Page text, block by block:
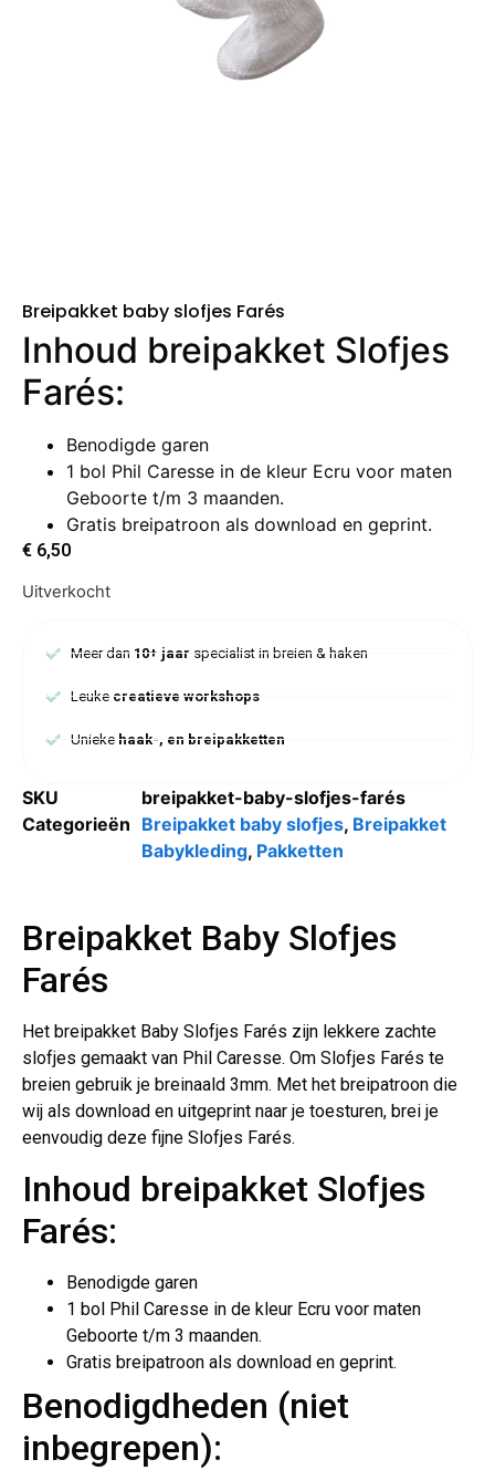
Breipakket baby slofjes Farés
Inhoud breipakket Slofjes
Farés:
Benodigde garen
1 bol Phil Caresse in de kleur Ecru voor maten
Geboorte t/m 3 maanden.
Gratis breipatroon als download en geprint.
€ 6,50
Uitverkocht
Meer dan 10+ jaar specialist in breien & haken
Leuke creatieve workshops
Uniekehaak-, en breipakketten
SKU
breipakket-baby-slofjes-farés
Categorieën Breipakket baby slofjes, Breipakket
Babykleding, Pakketten
Breipakket Baby Slofjes
Farés
Het breipakket Baby Slofjes Farés zijn lekkere zachte
slofjes gemaakt van Phil Caresse. Om Slofjes Farés te
breien gebruik je breinaald 3mm. Met het breipatroon die
wij als download en uitgeprint naar je toesturen, brei je
eenvoudig deze fijne Slofjes Farés.
Inhoud breipakket Slofjes
Farés:
Benodigde garen
1 bol Phil Caresse in de kleur Ecru voor maten
Geboorte t/m 3 maanden.
Gratis breipatroon als download en geprint.
Benodigdheden (niet
inbegrepen):